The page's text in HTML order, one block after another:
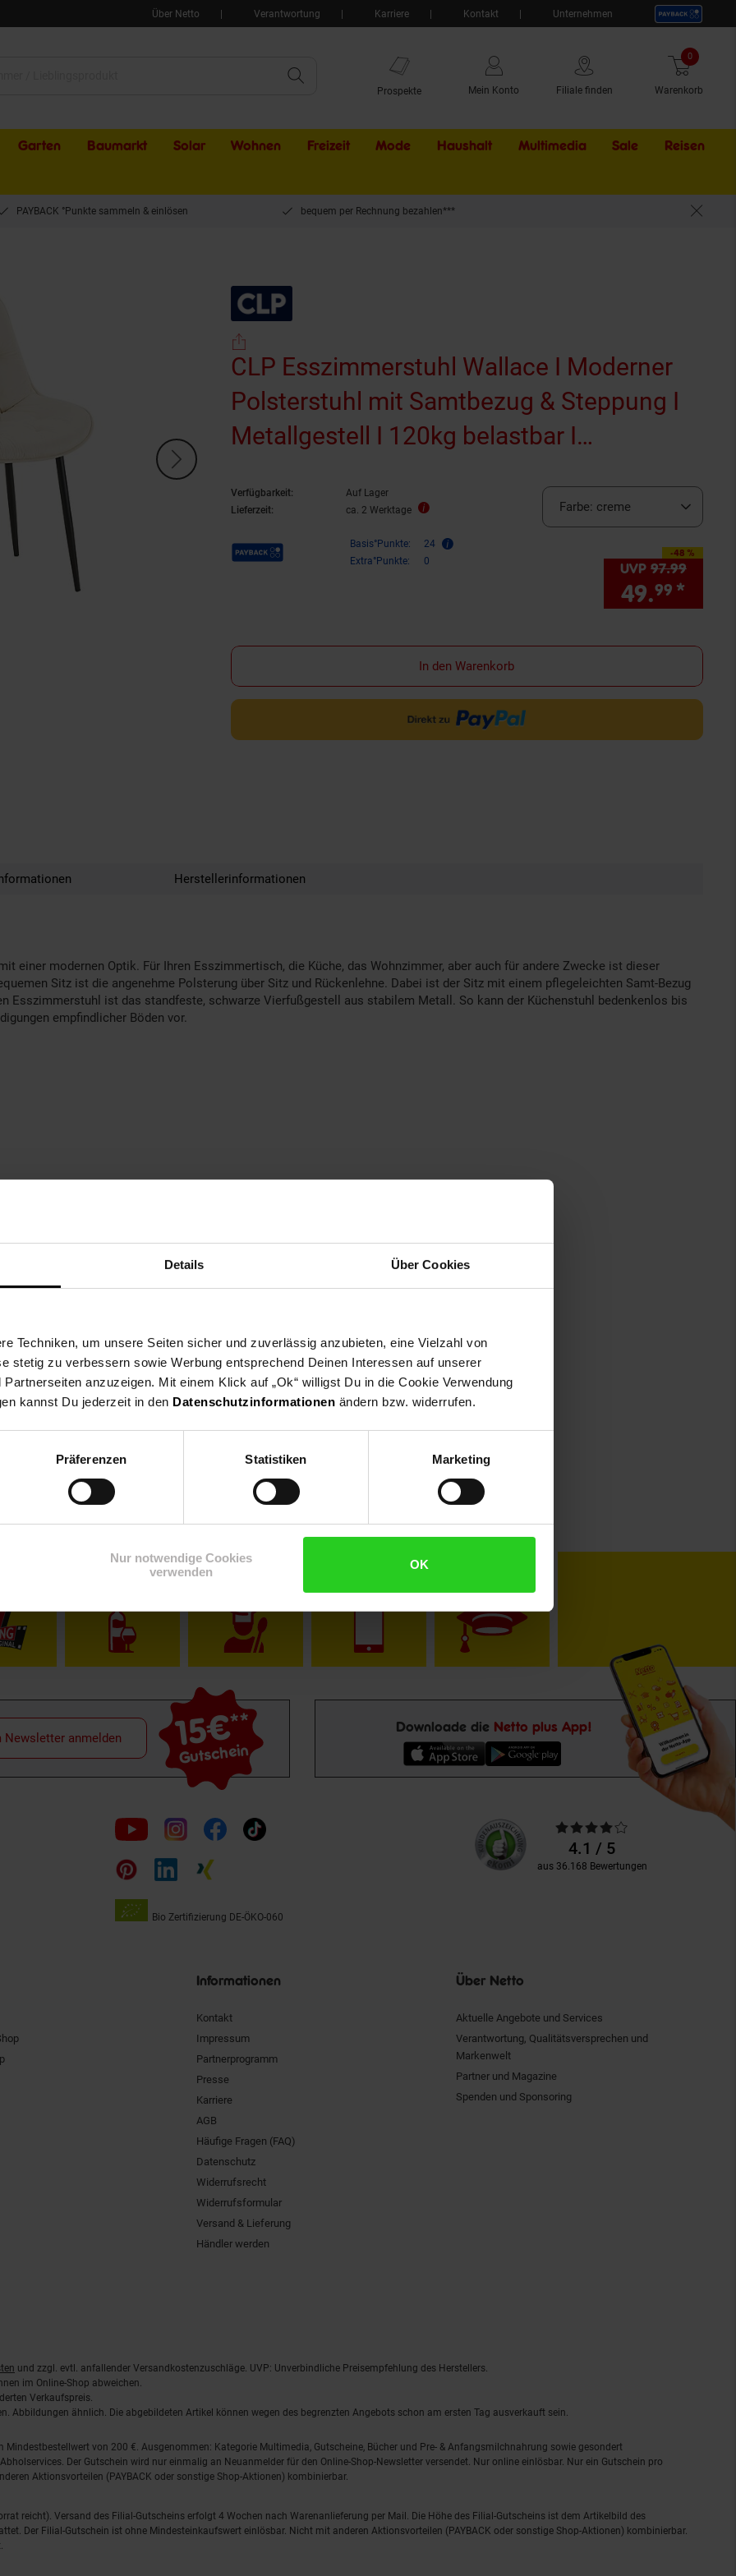
Details Über Cookies
Techniken, um unsere Seiten sicher und zuverlässig anzubieten, eine Vielzahl von
stetig zu verbessern sowie Werbung entsprechend Deinen Interessen auf unserer
anzuzeigen. Mit einem Klick auf „Ok“ willigst Du in die Cookie Verwendung
kannst Du jederzeit in den Datenschutzinformationen ändern bzw. widerrufen.
Präferenzen Statistiken Marketing
Nur notwendige Cookies
verwenden
OK
Über Netto Verantwortung Karriere Kontakt Unternehmen
Prospekte Mein Konto Filiale finden Warenkorb
0 Artikel
Garten Baumarkt Solar Wohnen Freizeit Mode Haushalt Multimedia Sale Externer
Reisen
PAYBACK °Punkte sammeln & einlösen bequem per Rechnung bezahlen***
CLP Esszimmerstuhl Wallace I Moderner
Polsterstuhl mit Samtbezug & Steppung I
Metallgestell I 120kg belastbar I
Verfügbarkeit:
Auf Lager
Lieferzeit:
ca. 2 Werktage
Payback Punkte Basis°Punkte:
24
Extra°Punkte:
0
Farbe: creme
-48 %
Sie Sparen 48 Prozent,
UVP 97.99
49.99 *
In den Warenkorb
Herstellerinformationen
einer modernen Optik. Für Ihren Esszimmertisch, die Küche, das Wohnzimmer, aber auch für andere Zwecke ist dieser
Sitz ist die angenehme Polsterung über Sitz und Rückenlehne. Dabei ist der Sitz mit einem pflegeleichten Samt-Bezug
Esszimmerstuhl ist das standfeste, schwarze Vierfußgestell aus stabilem Metall. So kann der Küchenstuhl bedenkenlos bis
empfindlicher Böden vor.
Weinwelt Rezeptwelt
15€**
Gutschein
Newsletter anmelden
Downloade die Netto plus App!
Folge
uns
auf
Bio Zertifizierung DE-ÖKO-060
Unsere
Kundenbewertungen
Durchschnittliche
Bewertungen4.1 / 5
aus 36.168 Bewertungen
Informationen
Kontakt
Impressum
Partnerprogramm
Presse
Karriere
AGB
Häufige Fragen (FAQ)
Datenschutz
Widerrufsrecht
Widerrufsformular
Versand & Lieferung
Händler werden
Über Netto
Aktuelle Angebote und Services
Verantwortung, Qualitätsversprechen und
Markenwelt
Partner und Magazine
Spenden und Sponsoring
und zzgl. evtl. anfallender Versandkostenzuschläge. UVP: Unverbindliche Preisempfehlung des Herstellers.
im Online-Shop abweichen.
Verkaufspreis.
Abbildungen ähnlich. Die abgebildeten Artikel können wegen des begrenzten Angebots schon am ersten Tag ausverkauft sein.
von 200 €. Ausgenommen: Kategorie Multimedia, Gutscheine, Bücher und Pre- & Anfangsmilchnahrung sowie gesondert
Der Gutschein wird nur einmalig an Neuanmelder für den Online-Shop-Newsletter versendet. Nur online einlösbar. Nur ein Gutschein pro
Aktionsvorteilen (PAYBACK oder sonstige Shop-Aktionen) kombinierbar.
reicht). Versand des Filial-Gutscheins erfolgt 4 Wochen nach Warenanlieferung per Mail. Die Höhe des Filial-Gutscheins ist dem Artikelbild des
Der Filial-Gutschein ist ohne Mindesteinkaufswert einlösbar. Nicht mit anderen Aktionsvorteilen (PAYBACK oder sonstige Shop-Aktionen) kombinierbar.